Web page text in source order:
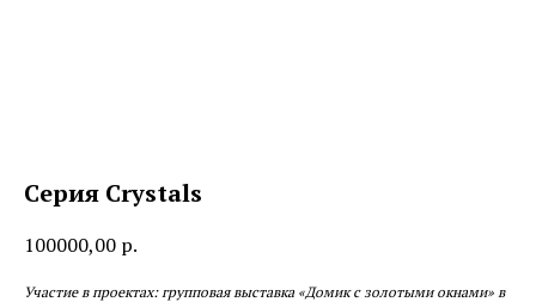
Серия Crystals
100000,00 р.
Участие в проектах: групповая выставка «Домик с золотыми окнами» в